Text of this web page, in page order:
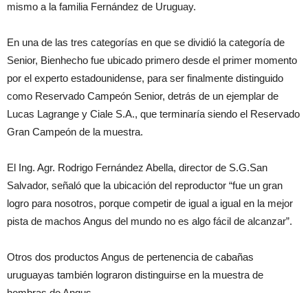
mismo a la familia Fernández de Uruguay.
En una de las tres categorías en que se dividió la categoría de
Senior, Bienhecho fue ubicado primero desde el primer momento
por el experto estadounidense, para ser finalmente distinguido
como Reservado Campeón Senior, detrás de un ejemplar de
Lucas Lagrange y Ciale S.A., que terminaría siendo el Reservado
Gran Campeón de la muestra.
El Ing. Agr. Rodrigo Fernández Abella, director de S.G.San
Salvador, señaló que la ubicación del reproductor “fue un gran
logro para nosotros, porque competir de igual a igual en la mejor
pista de machos Angus del mundo no es algo fácil de alcanzar”.
Otros dos productos Angus de pertenencia de cabañas
uruguayas también lograron distinguirse en la muestra de